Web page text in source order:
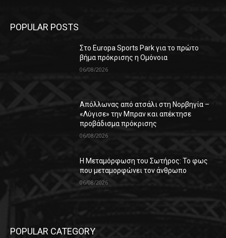
POPULAR POSTS
Στο Europa Sports Park για το πρώτο
βήμα πρόκρισης η Ομόνοια
06/08/2026
Απόλλωνας από ατσάλι στη Νορβηγία –
«Λύγισε» την Μπραν και απέκτησε
προβάδισμα πρόκρισης
06/08/2026
Η Μεταμόρφωση του Σωτήρος: Το φως
που μεταμορφώνει τον άνθρωπο
06/08/2026
POPULAR CATEGORY